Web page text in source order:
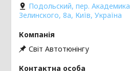
Подольский, пер. Академика
Зелинского, 8а, Київ, Україна
Світ Автотюнінгу